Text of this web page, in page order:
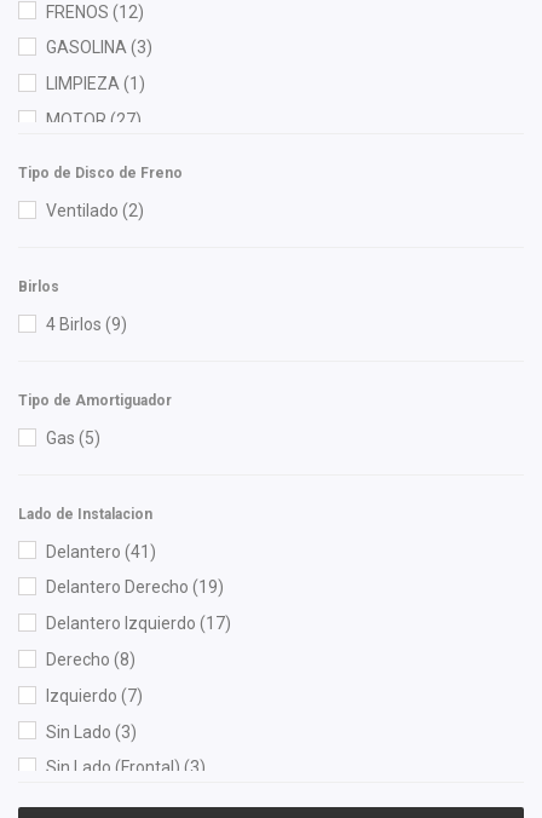
HUSHAN(5)
Ina(1)
Interfil(2)
ISAKA(17)
Moresa(2)
NG (2)
NTN(1)
Polar(5)
RACE(1)
Raybestos(1)
Recal(8)
Rivsa(1)
Sehun(1)
SIMYI(7)
Speedymexx(19)
Superseal(3)
FRENOS (12)
GASOLINA(3)
LIMPIEZA(1)
MOTOR (27)
Tipo de Disco de Freno
Ventilado (2)
Birlos
4 Birlos (9)
Tipo de Amortiguador
Gas (5)
Lado de Instalacion
Delantero (41)
Delantero Derecho (19)
Delantero Izquierdo (17)
Derecho (8)
Izquierdo (7)
Sin Lado (3)
Sin Lado (Frontal) (3)
Sin Lado (Posterior)(4)